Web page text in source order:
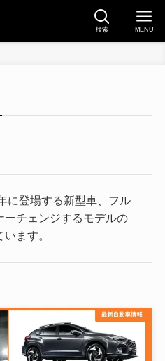
検索 MENU
に登場する新型車、フル
ーチェンジするモデルの
ます。